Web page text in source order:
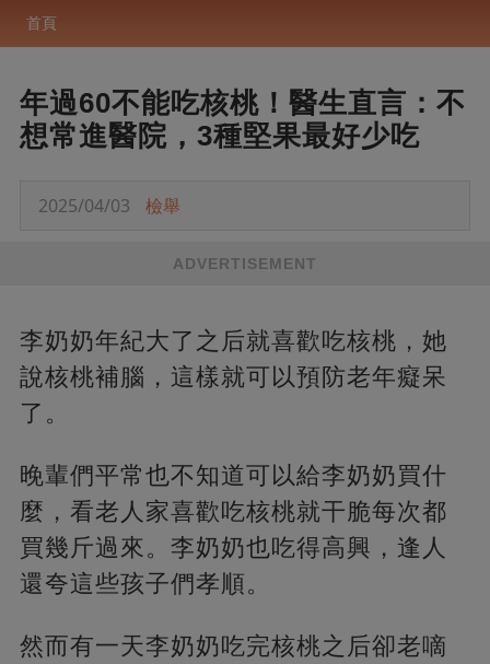
首頁
年過60不能吃核桃！醫生直言：不
想常進醫院，3種堅果最好少吃
2025/04/03 檢舉
ADVERTISEMENT
李奶奶年紀大了之后就喜歡吃核桃，她
說核桃補腦，這樣就可以預防老年癡呆
了。
晚輩們平常也不知道可以給李奶奶買什
麼，看老人家喜歡吃核桃就干脆每次都
買幾斤過來。李奶奶也吃得高興，逢人
還夸這些孩子們孝順。
然而有一天李奶奶吃完核桃之后卻老嘀